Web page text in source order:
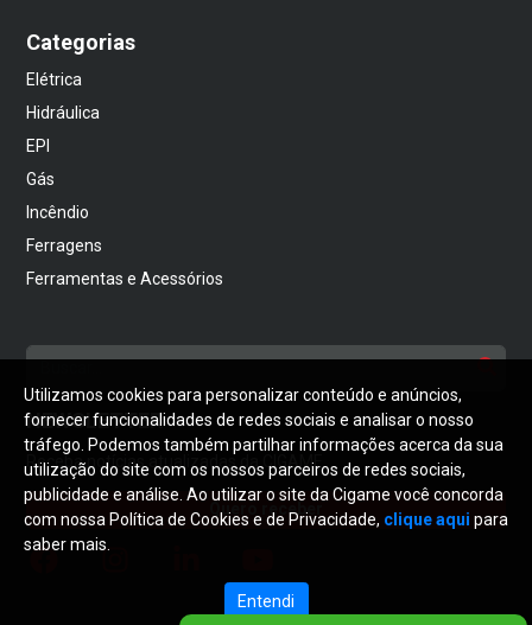
Categorias
Elétrica
Hidráulica
EPI
Gás
Incêndio
Ferragens
Ferramentas e Acessórios
NEWSLETTER
Receba notícias atualizadas da CIGAME
Quero receber
Utilizamos cookies para personalizar conteúdo e anúncios,
fornecer funcionalidades de redes sociais e analisar o nosso
tráfego. Podemos também partilhar informações acerca da sua
utilização do site com os nossos parceiros de redes sociais,
publicidade e análise. Ao utilizar o site da Cigame você concorda
com nossa Política de Cookies e de Privacidade, clique aqui para
saber mais.
Entendi